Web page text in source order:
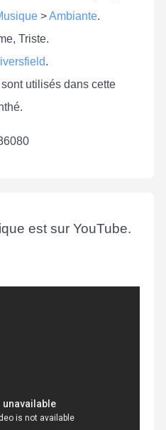
>Ambiante.
Triste.
.
utilisés dans cette
est sur YouTube.